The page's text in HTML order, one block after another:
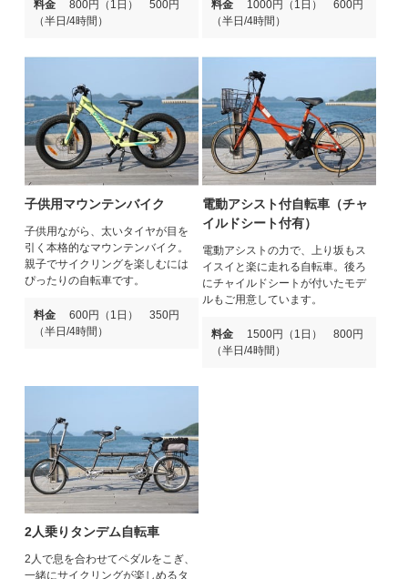
料金
800円（1日） 500円
（半日/4時間）
料金
1000円（1日） 600円
（半日/4時間）
子供用マウンテンバイク
子供用ながら、太いタイヤが目を
引く本格的なマウンテンバイク。
親子でサイクリングを楽しむには
ぴったりの自転車です。
料金
600円（1日） 350円
（半日/4時間）
電動アシスト付自転車（チャ
イルドシート付有）
電動アシストの力で、上り坂もス
イスイと楽に走れる自転車。後ろ
にチャイルドシートが付いたモデ
ルもご用意しています。
料金
1500円（1日） 800円
（半日/4時間）
2人乗りタンデム自転車
2人で息を合わせてペダルをこぎ、
一緒にサイクリングが楽しめるタ